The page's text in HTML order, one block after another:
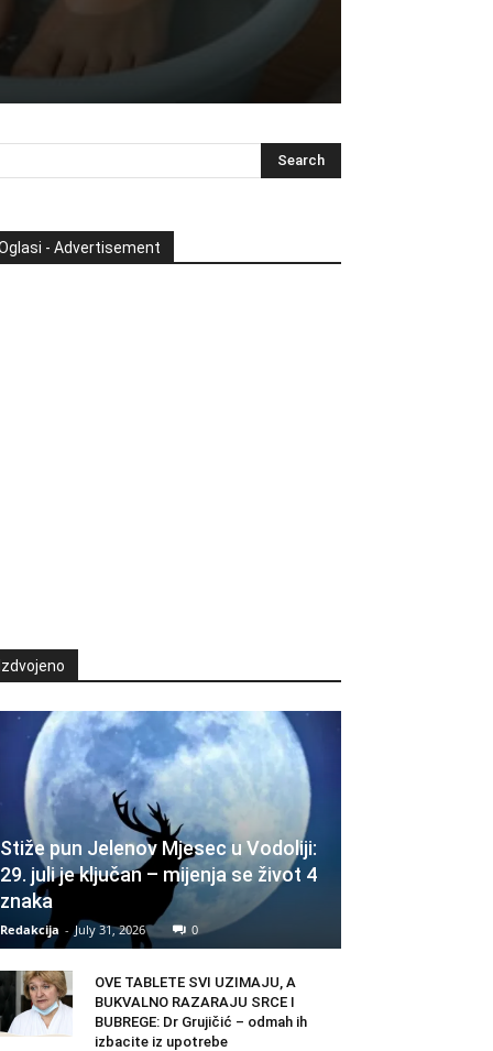
- Advertisement
Stiže pun Jelenov Mjesec u Vodoliji:
29. juli je ključan – mijenja se život 4
znaka
Redakcija - July 31, 2026 0
OVE TABLETE SVI UZIMAJU, A
BUKVALNO RAZARAJU SRCE I
BUBREGE: Dr Grujičić – odmah ih
izbacite iz upotrebe